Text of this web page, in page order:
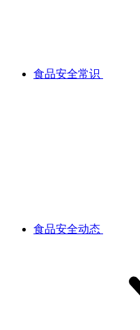
食品安全常识
食品安全动态